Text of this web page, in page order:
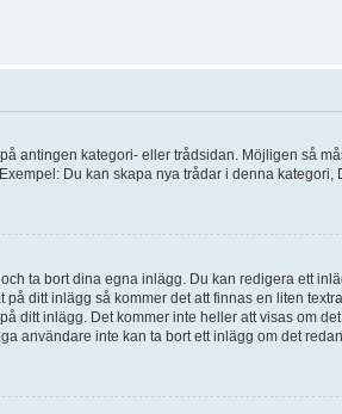
antingen kategori- eller trådsidan. Möjligen så
Du kan skapa nya trådar i denna kategori,
ta bort dina egna inlägg. Du kan redigera ett
ditt inlägg så kommer det att finnas en liten
ditt inlägg. Det kommer inte heller att visas om
användare inte kan ta bort ett inlägg om det